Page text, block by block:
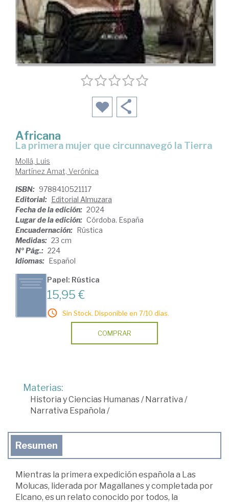
Africana
la primera mujer que circunnavegó la Tierra
Mollá, Luis
Martínez Amat, Verónica
ISBN: 9788410521117
Editorial: Editorial Almuzara
Fecha de la edición: 2024
Lugar de la edición: Córdoba. España
Encuadernación: Rústica
Medidas: 23 cm
Nº Pág.: 224
Idiomas: Español
Papel: Rústica
15,95 €
Sin Stock. Disponible en 7/10 días.
COMPRAR
Materias:
Historia y Ciencias Humanas/ Narrativa /
Narrativa Española /
Resumen
Mientras la primera expedición española a Las
Molucas, liderada por Magallanes y completada por
Elcano, es un relato conocido por todos, la